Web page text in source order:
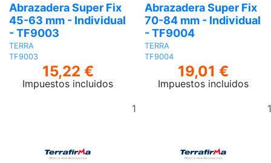
Abrazadera Super Fix
45-63 mm - Individual
- TF9003
TERRA
TF9003
15,22 €
Impuestos incluidos
Abrazadera Super Fix
70-84 mm - Individual
- TF9004
TERRA
TF9004
19,01 €
Impuestos incluidos